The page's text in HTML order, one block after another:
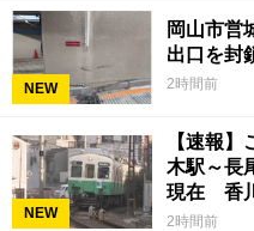
NEW
岡山市
出口を封
2時間前
NEW
【速報
木駅～長
現在 香川
2時間前